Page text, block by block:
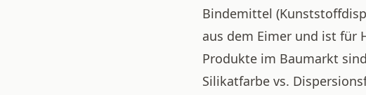
Bindemittel
aus dem Eimer und ist für
Produkte im Baumarkt
Silikatfarbe vs.